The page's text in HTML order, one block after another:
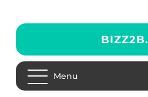
BIZZ2B.
Menu